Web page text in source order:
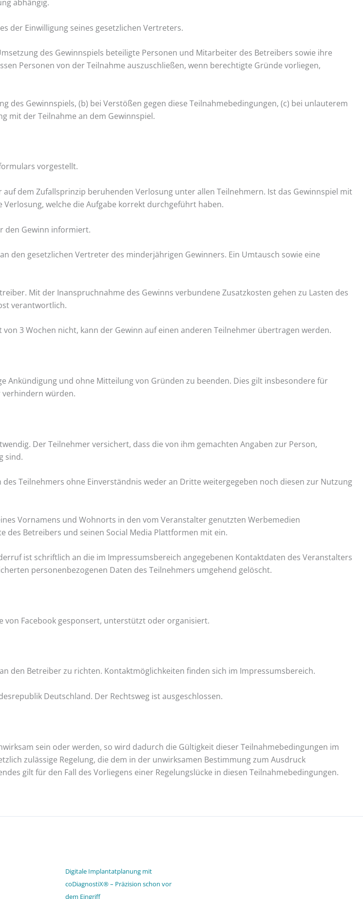
abhängig.
der Einwilligung seines gesetzlichen Vertreters.
des Gewinnspiels beteiligte Personen und Mitarbeiter des Betreibers sowie ihre
Personen von der Teilnahme auszuschließen, wenn berechtigte Gründe vorliegen,
Gewinnspiels, (b) bei Verstößen gegen diese Teilnahmebedingungen, (c) bei unlauterem
mit der Teilnahme an dem Gewinnspiel.
vorgestellt.
dem Zufallsprinzip beruhenden Verlosung unter allen Teilnehmern. Ist das Gewinnspiel mit
welche die Aufgabe korrekt durchgeführt haben.
den Gewinn informiert.
den gesetzlichen Vertreter des minderjährigen Gewinners. Ein Umtausch sowie eine
Mit der Inanspruchnahme des Gewinns verbundene Zusatzkosten gehen zu Lasten des
verantwortlich.
3 Wochen nicht, kann der Gewinn auf einen anderen Teilnehmer übertragen werden.
Ankündigung und ohne Mitteilung von Gründen zu beenden. Dies gilt insbesondere für
verhindern würden.
Der Teilnehmer versichert, dass die von ihm gemachten Angaben zur Person,
sind.
Teilnehmers ohne Einverständnis weder an Dritte weitergegeben noch diesen zur Nutzung
Vornamens und Wohnorts in den vom Veranstalter genutzten Werbemedien
des Betreibers und seinen Social Media Plattformen mit ein.
ist schriftlich an die im Impressumsbereich angegebenen Kontaktdaten des Veranstalters
personenbezogenen Daten des Teilnehmers umgehend gelöscht.
von Facebook gesponsert, unterstützt oder organisiert.
den Betreiber zu richten. Kontaktmöglichkeiten finden sich im Impressumsbereich.
Deutschland. Der Rechtsweg ist ausgeschlossen.
sein oder werden, so wird dadurch die Gültigkeit dieser Teilnahmebedingungen im
zulässige Regelung, die dem in der unwirksamen Bestimmung zum Ausdruck
gilt für den Fall des Vorliegens einer Regelungslücke in diesen Teilnahmebedingungen.
Digitale Implantatplanung mit
coDiagnostiX® – Präzision schon vor
dem Eingriff